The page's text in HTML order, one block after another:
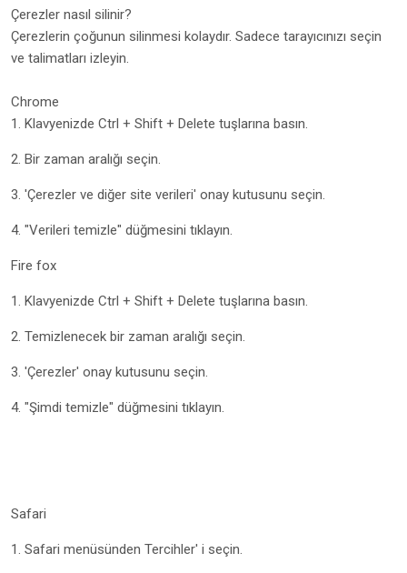
Çerezler nasıl silinir?
Çerezlerin çoğunun silinmesi kolaydır. Sadece tarayıcınızı seçin
ve talimatları izleyin.
Chrome
1. Klavyenizde Ctrl + Shift + Delete tuşlarına basın.
2. Bir zaman aralığı seçin.
3. 'Çerezler ve diğer site verileri' onay kutusunu seçin.
4. "Verileri temizle" düğmesini tıklayın.
Fire fox
1. Klavyenizde Ctrl + Shift + Delete tuşlarına basın.
2. Temizlenecek bir zaman aralığı seçin.
3. 'Çerezler' onay kutusunu seçin.
4. "Şimdi temizle" düğmesini tıklayın.
Safari
1. Safari menüsünden Tercihler' i seçin.